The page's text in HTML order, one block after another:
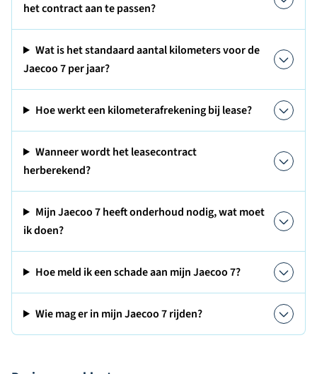
het contract aan te passen?
Wat is het standaard aantal kilometers voor de
Jaecoo 7 per jaar?
Hoe werkt een kilometerafrekening bij lease?
Wanneer wordt het leasecontract
herberekend?
Mijn Jaecoo 7 heeft onderhoud nodig, wat moet
ik doen?
Hoe meld ik een schade aan mijn Jaecoo 7?
Wie mag er in mijn Jaecoo 7 rijden?